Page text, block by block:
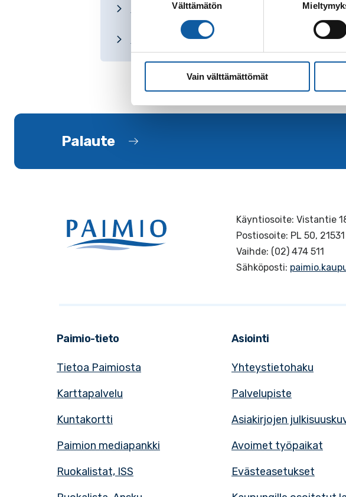
Välttämätön
Vain välttämättömät
Ilmanlaadun terveysvaikutuksista
Vinkkejä puun polttoon Hengitysliiton sivuilta
Palaute
Käyntiosoite: Vistantie
Postiosoite: PL 50, 21531
Vaihde: (02) 474 511
Sähköposti:
Paimio-tieto
Tietoa Paimiosta
Karttapalvelu
Kuntakortti
Paimion mediapankki
Ruokalistat, ISS
Asiointi
Yhteystietohaku
Palvelupiste
Asiakirjojen
Avoimet työpaikat
Evästeasetukset